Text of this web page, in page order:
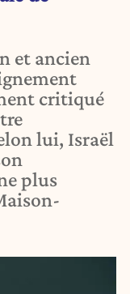
et ancien
critiqué
lui, Israël
plus